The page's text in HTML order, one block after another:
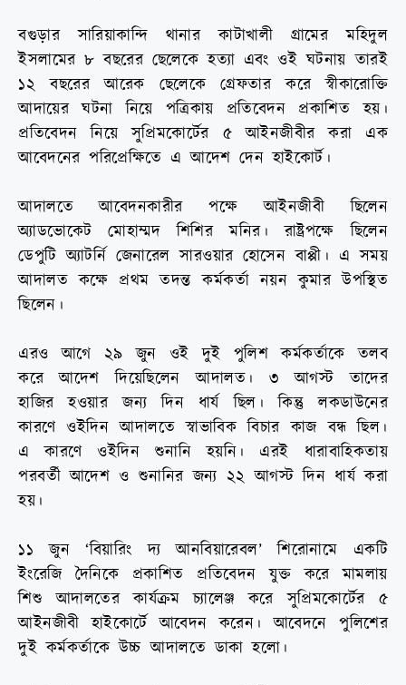
বগুড়ার সারিয়াকান্দি থানার কাটাখালী গ্রামের মহিদুল
ইসলামের ৮ বছরের ছেলেকে হত্যা এবং ওই ঘটনায় তারই
১২ বছরের আরেক ছেলেকে গ্রেফতার করে স্বীকারোক্তি
আদায়ের ঘটনা নিয়ে পত্রিকায় প্রতিবেদন প্রকাশিত হয়।
প্রতিবেদন নিয়ে সুপ্রিমকোর্টের ৫ আইনজীবীর করা এক
আবেদনের পরিপ্রেক্ষিতে এ আদেশ দেন হাইকোর্ট।
আদালতে আবেদনকারীর পক্ষে আইনজীবী ছিলেন
অ্যাডভোকেট মোহাম্মদ শিশির মনির। রাষ্ট্রপক্ষে ছিলেন
ডেপুটি অ্যাটর্নি জেনারেল সারওয়ার হোসেন বাপ্পী। এ সময়
আদালত কক্ষে প্রথম তদন্ত কর্মকর্তা নয়ন কুমার উপস্থিত
ছিলেন।
এরও আগে ২৯ জুন ওই দুই পুলিশ কর্মকর্তাকে তলব
করে আদেশ দিয়েছিলেন আদালত। ৩ আগস্ট তাদের
হাজির হওয়ার জন্য দিন ধার্য ছিল। কিন্তু লকডাউনের
কারণে ওইদিন আদালতে স্বাভাবিক বিচার কাজ বন্ধ ছিল।
এ কারণে ওইদিন শুনানি হয়নি। এরই ধারাবাহিকতায়
পরবর্তী আদেশ ও শুনানির জন্য ২২ আগস্ট দিন ধার্য করা
হয়।
১১ জুন ‘বিয়ারিং দ্য আনবিয়ারেবল’ শিরোনামে একটি
ইংরেজি দৈনিকে প্রকাশিত প্রতিবেদন যুক্ত করে মামলায়
শিশু আদালতের কার্যক্রম চ্যালেঞ্জ করে সুপ্রিমকোর্টের ৫
আইনজীবী হাইকোর্টে আবেদন করেন। আবেদনে পুলিশের
দুই কর্মকর্তাকে উচ্চ আদালতে ডাকা হলো।